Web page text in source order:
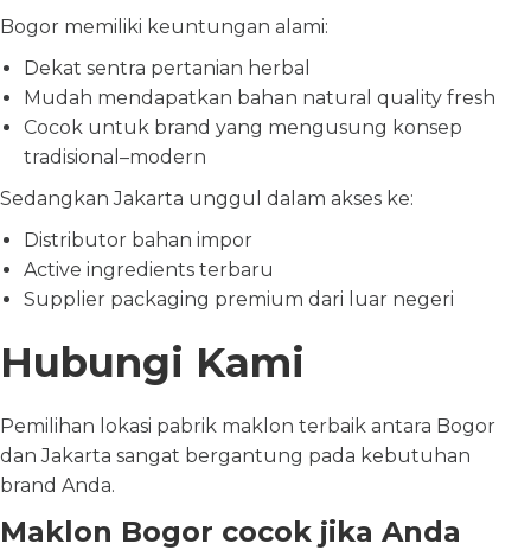
Bogor memiliki keuntungan alami:
Dekat sentra pertanian herbal
Mudah mendapatkan bahan natural quality fresh
Cocok untuk brand yang mengusung konsep
tradisional–modern
Sedangkan Jakarta unggul dalam akses ke:
Distributor bahan impor
Active ingredients terbaru
Supplier packaging premium dari luar negeri
Hubungi Kami
Pemilihan lokasi pabrik maklon terbaik antara Bogor
dan Jakarta sangat bergantung pada kebutuhan
brand Anda.
Maklon Bogor cocok jika Anda